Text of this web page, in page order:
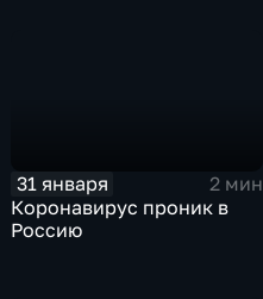
31 января
2 мин
Коронавирус проник в
Россию